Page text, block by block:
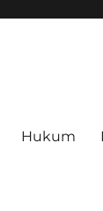
Hukum